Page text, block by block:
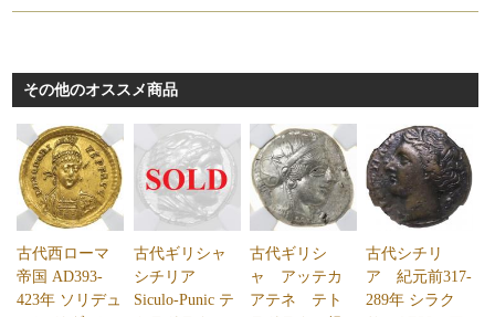
その他のオススメ商品
古代西ローマ
帝国 AD393-
423年 ソリデュ
古代ギリシャ
シチリア
Siculo-Punic テ
古代ギリシ
ャ アッテカ
アテネ テト
古代シチリ
ア 紀元前317-
289年 シラク